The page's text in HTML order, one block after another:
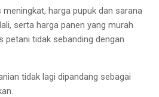
harga pupuk dan sarana
serta harga panen yang murah
petani tidak sebanding dengan
tidak lagi dipandang sebagai